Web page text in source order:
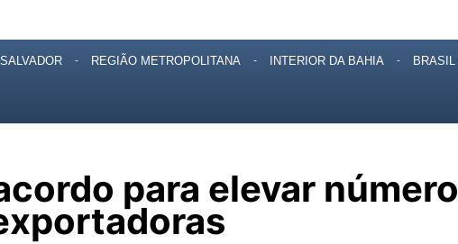
SALVADOR REGIÃO METROPOLITANA INTERIOR DA BAHIA BRASIL
para elevar número